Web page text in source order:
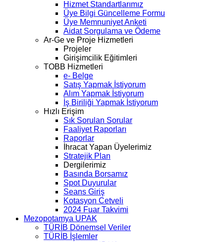
Hizmet Standartlarımız
Üye Bilgi Güncelleme Formu
Üye Memnuniyet Anketi
Aidat Sorgulama ve Ödeme
Ar-Ge ve Proje Hizmetleri
Projeler
Girişimcilik Eğitimleri
TOBB Hizmetleri
e- Belge
Satış Yapmak İstiyorum
Alım Yapmak İstiyorum
İş Biriliği Yapmak İstiyorum
Hızlı Erişim
Sık Sorulan Sorular
Faaliyet Raporları
Raporlar
İhracat Yapan Üyelerimiz
Stratejik Plan
Dergilerimiz
Basında Borsamız
Spot Duyurular
Seans Giriş
Kotasyon Cetveli
2024 Fuar Takvimi
Mezopotamya UPAK
TÜRİB Dönemsel Veriler
TÜRİB İşlemler